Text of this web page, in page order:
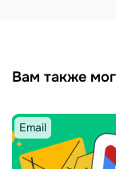
Вам также
Email